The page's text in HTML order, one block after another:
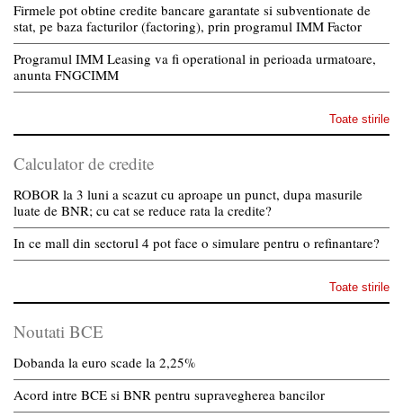
Firmele pot obtine credite bancare garantate si subventionate de
stat, pe baza facturilor (factoring), prin programul IMM Factor
Programul IMM Leasing va fi operational in perioada urmatoare,
anunta FNGCIMM
Toate stirile
Calculator de credite
ROBOR la 3 luni a scazut cu aproape un punct, dupa masurile
luate de BNR; cu cat se reduce rata la credite?
In ce mall din sectorul 4 pot face o simulare pentru o refinantare?
Toate stirile
Noutati BCE
Dobanda la euro scade la 2,25%
Acord intre BCE si BNR pentru supravegherea bancilor